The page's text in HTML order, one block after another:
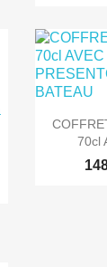

70cl